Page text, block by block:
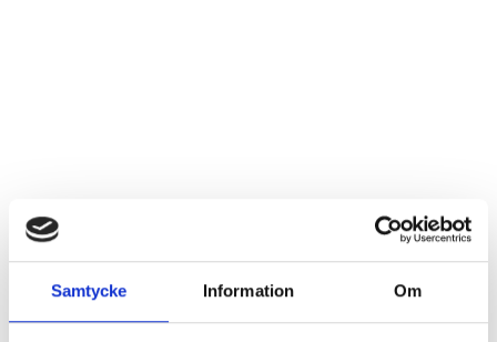
Samtycke Information Om